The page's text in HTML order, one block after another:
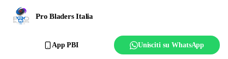
Pro Bladers Italia
Ranking
App PBI Unisciti su WhatsApp